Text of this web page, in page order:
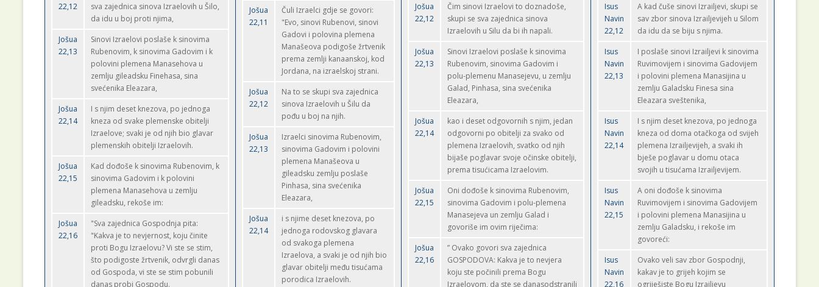
22,12
sva zajednica sinova Izraelovih u Šilo,
da idu u boj proti njima,
Jošua
22,13
Sinovi Izraelovi poslaše k sinovima
Rubenovim, k sinovima Gadovim i k
polovini plemena Manasehova u
zemlju gileadsku Finehasa, sina
svećenika Eleazara,
Jošua
22,14
I s njim deset knezova, po jednoga
kneza od svake plemenske obitelji
Izraelove; svaki je od njih bio glavar
plemenskih obitelji Izraelovih.
Jošua
22,15
Kad dođoše k sinovima Rubenovim, k
sinovima Gadovim i k polovini
plemena Manasehova u zemlju
gileadsku, rekoše im:
Jošua
22,16
"Sva zajednica Gospodnja pita:
"Kakva je to nevjernost, koju činite
proti Bogu Izraelovu? Vi ste se stim,
što podigoste žrtvenik, odvrgli danas
od Gospoda, vi ste se stim pobunili
danas probi Gospodu.
Jošua
22,11
Čuli Izraelci gdje se govori:
"Evo, sinovi Rubenovi, sinovi
Gadovi i polovina plemena
Manašeova podigoše žrtvenik
prema zemlji kanaanskoj, kod
Jordana, na izraelskoj strani.
Jošua
22,12
Na to se skupi sva zajednica
sinova Izraelovih u Šilu da
pođu u boj na njih.
Jošua
22,13
Izraelci sinovima Rubenovim,
sinovima Gadovim i polovini
plemena Manašeova u
gileadsku zemlju poslaše
Pinhasa, sina svećenika
Eleazara,
Jošua
22,14
i s njime deset knezova, po
jednoga rodovskog glavara
od svakoga plemena
Izraelova, a svaki je od njih bio
glavar obitelji među tisućama
porodica Izraelovih.
Jošua
22,12
Čim sinovi Izraelovi to doznadoše,
skupi se sva zajednica sinova
Izraelovih u Silu da bi ih napali.
Jošua
22,13
Sinovi Izraelovi poslaše k sinovima
Rubenovim, sinovima Gadovim i
polu-plemenu Manasejevu, u zemlju
Galad, Pinhasa, sina svećenika
Eleazara,
Jošua
22,14
kao i deset odgovornih s njim, jedan
odgovorni po obitelji za svako od
plemena Izraelovih, svatko od njih
bijaše poglavar svoje očinske obitelji,
prema tisućicama Izraelovim.
Jošua
22,15
Oni dođoše k sinovima Rubenovim,
sinovima Gadovim i polu-plemena
Manasejeva un zemlju Galad i
govoriše im ovim riječima:
Jošua
22,16
” Ovako govori sva zajednica
GOSPODOVA: Kakva je to nevjera
koju ste počinili prema Bogu
Izraelovom, da ste se danasodstranili
Isus
Navin
22,12
A kad čuše sinovi Izrailjevi, skupi se
sav zbor sinova Izrailjevijeh u Silom
da idu da se biju s njima.
Isus
Navin
22,13
I poslaše sinovi Izrailjevi k sinovima
Ruvimovijem i sinovima Gadovijem
i polovini plemena Manasijina u
zemlju Galadsku Finesa sina
Eleazara sveštenika,
Isus
Navin
22,14
I s njim deset knezova, po jednoga
kneza od doma otačkoga od svijeh
plemena Izrailjevijeh, a svaki ih
bješe poglavar u domu otaca
svojih u tisućama Izrailjevijem.
Isus
Navin
22,15
A oni dođoše k sinovima
Ruvimovijem i sinovima Gadovijem
i polovini plemena Manasijina u
zemlju Galadsku, i rekoše im
govoreći:
Isus
Navin
22,16
Ovako veli sav zbor Gospodnji,
kakav je to grijeh kojim se
ogriješiste Bogu Izrailjevu